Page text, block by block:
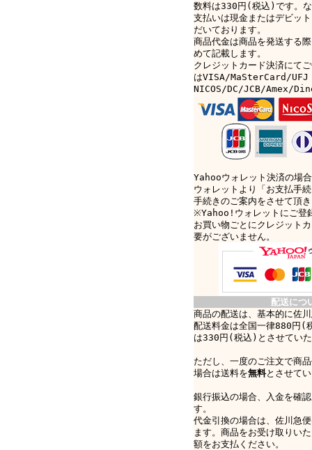
数料は330円(税込)です
支払いは現金またはデビッ
だいております。
商品代金は商品を発送する
めて記載します。
クレジットカード決済にて
はVISA/MaSterCard/UFJ
NICOS/DC/JCB/Amex/
Yahooウォレット決済の場
ウォレットより「お支払手
手続きのご案内をさせて頂
※Yahoo!ウォレットにご登
お買い物ごとにクレジット
要がございません。
配送につ
商品の配送は、基本的に佐
配送料金は全国一律880円(
は330円(税込)とさせてい
ただし、一度のご注文で商
場合は送料を無料とさせて
銀行振込の場合、入金を確
す。
代金引換の場合は、佐川
ます。商品をお受け取りい
額をお支払ください。